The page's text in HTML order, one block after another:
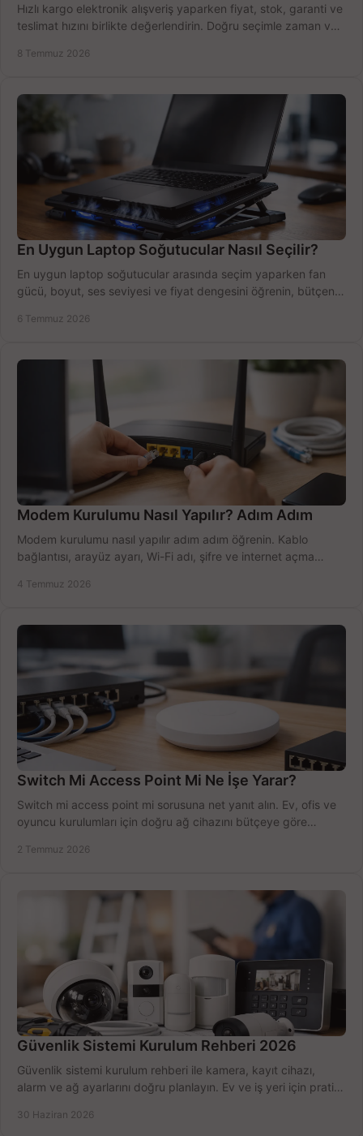
Hızlı kargo elektronik alışveriş yaparken fiyat, stok, garanti ve
teslimat hızını birlikte değerlendirin. Doğru seçimle zaman ve
8 Temmuz 2026
En Uygun Laptop Soğutucular Nasıl Seçilir?
En uygun laptop soğutucular arasında seçim yaparken fan
gücü, boyut, ses seviyesi ve fiyat dengesini öğrenin, bütçenizi
6 Temmuz 2026
Modem Kurulumu Nasıl Yapılır? Adım Adım
Modem kurulumu nasıl yapılır adım adım öğrenin. Kablo
bağlantısı, arayüz ayarı, Wi-Fi adı, şifre ve internet açma
4 Temmuz 2026
Switch Mi Access Point Mi Ne İşe Yarar?
Switch mi access point mi sorusuna net yanıt alın. Ev, ofis ve
oyuncu kurulumları için doğru ağ cihazını bütçeye göre
2 Temmuz 2026
Güvenlik Sistemi Kurulum Rehberi 2026
Güvenlik sistemi kurulum rehberi ile kamera, kayıt cihazı,
alarm ve ağ ayarlarını doğru planlayın. Ev ve iş yeri için pratik
30 Haziran 2026